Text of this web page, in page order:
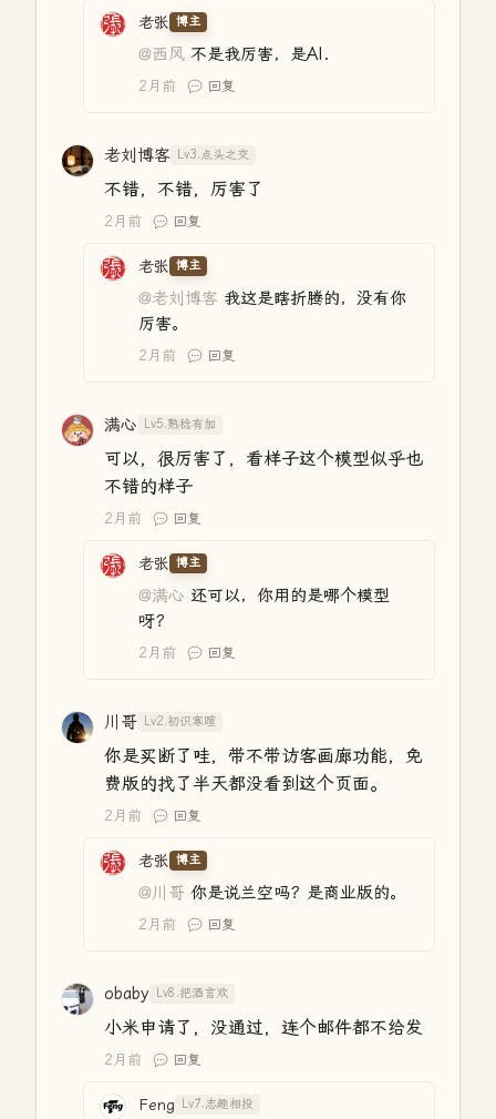
老张 博主
@西风 不是我厉害，是AI.
2月前 回复
老刘博客 Lv3.点头之交
不错，不错，厉害了
2月前 回复
老张 博主
@老刘博客 我这是瞎折腾的，没有你
厉害。
2月前 回复
满心 Lv5.熟稔有加
可以，很厉害了，看样子这个模型似乎也
不错的样子
2月前 回复
老张 博主
@满心 还可以，你用的是哪个模型
呀？
2月前 回复
川哥 Lv2.初识寒暄
你是买断了哇，带不带访客画廊功能，免
费版的找了半天都没看到这个页面。
2月前 回复
老张 博主
@川哥 你是说兰空吗？是商业版的。
2月前 回复
obaby Lv8.把酒言欢
小米申请了，没通过，连个邮件都不给发
2月前 回复
Feng Lv7.志趣相投